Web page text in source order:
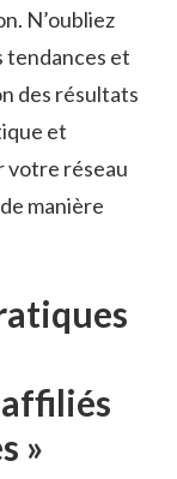
N’oubliez
tendances et
des résultats
et
votre réseau
manière
»